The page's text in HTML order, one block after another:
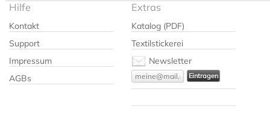
Hilfe
Kontakt
Support
Impressum
AGBs
Extras
Katalog (PDF)
Textilstickerei
Newsletter